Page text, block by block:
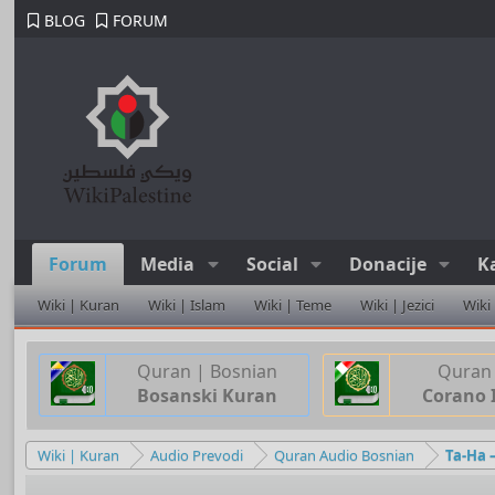
BLOG FORUM
Forum Media Social Donacije
Wiki | Kuran Wiki | Islam Wiki | Teme Wiki | Jezici Wiki
Quran | Bosnian
Bosanski Kuran
Corano
Wiki | Kuran Audio Prevodi Quran Audio Bosnian Ta-Ha